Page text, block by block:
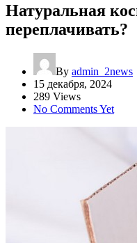
Натуральная
переплачивать?
By admin_2news
15 декабря, 2024
289 Views
No Comments Yet